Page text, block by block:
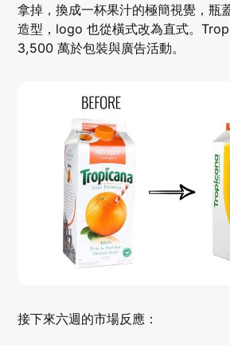
拿掉，換成一杯果汁的極簡視覺，瓶
造型，logo 也從橫式改為直式。
3,500 萬於包裝與廣告活動。
接下來六週的市場反應：